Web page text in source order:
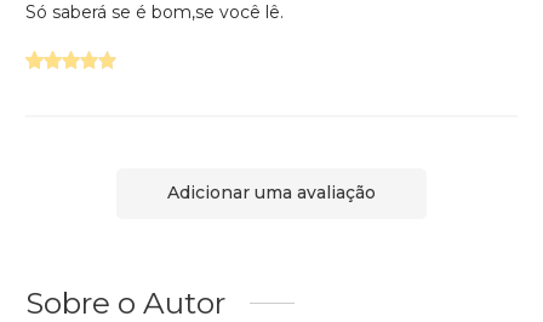
Só saberá se é bom,se você lê.
Adicionar uma avaliação
Sobre o Autor